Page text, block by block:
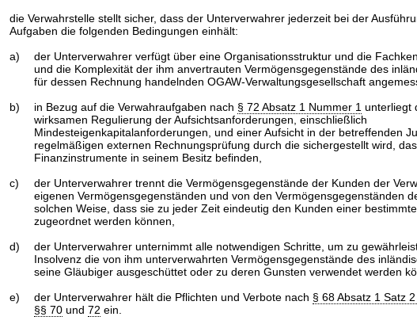
die Verwahrstelle stellt sicher, dass der Unterverwahrer jederzeit bei der
Aufgaben die folgenden Bedingungen einhält:
a)
der Unterverwahrer verfügt über eine Organisationsstruktur und die
und die Komplexität der ihm anvertrauten Vermögensgegenstände des
für dessen Rechnung handelnden OGAW-Verwaltungsgesellschaft
b)
in Bezug auf die Verwahraufgaben nach § 72 Absatz 1 Nummer 1 unterliegt
wirksamen Regulierung der Aufsichtsanforderungen, einschließlich
Mindesteigenkapitalanforderungen, und einer Aufsicht in der betreffenden
regelmäßigen externen Rechnungsprüfung durch die sichergestellt wird,
Finanzinstrumente in seinem Besitz befinden,
c)
der Unterverwahrer trennt die Vermögensgegenstände der Kunden der
eigenen Vermögensgegenständen und von den Vermögensgegenständen
solchen Weise, dass sie zu jeder Zeit eindeutig den Kunden einer
zugeordnet werden können,
d)
der Unterverwahrer unternimmt alle notwendigen Schritte, um zu
Insolvenz die von ihm unterverwahrten Vermögensgegenstände des
seine Gläubiger ausgeschüttet oder zu deren Gunsten verwendet werden
e)
der Unterverwahrer hält die Pflichten und Verbote nach § 68 Absatz 1 Satz
§§ 70und 72 ein.